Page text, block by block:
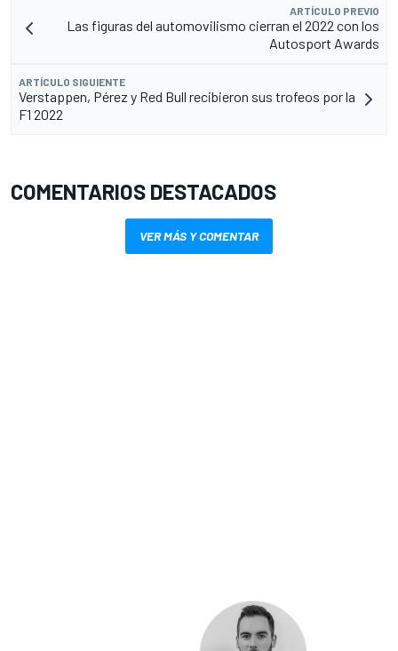
ARTÍCULO PREVIO
Las figuras del automovilismo cierran el 2022 con los
Autosport Awards
ARTÍCULO SIGUIENTE
Verstappen, Pérez y Red Bull recibieron sus trofeos por la
F1 2022
COMENTARIOS DESTACADOS
VER MÁS Y COMENTAR